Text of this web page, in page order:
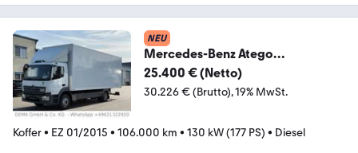
NEU
Mercedes-Benz Atego
1218*E6a*Motorbremse*106
TKm*Portaltüren*
25.400 € (Netto)
30.226 € (Brutto) 19% MwSt.
Koffer• EZ 01/2015 • 106.000 km • 130 kW (177 PS) • Diesel